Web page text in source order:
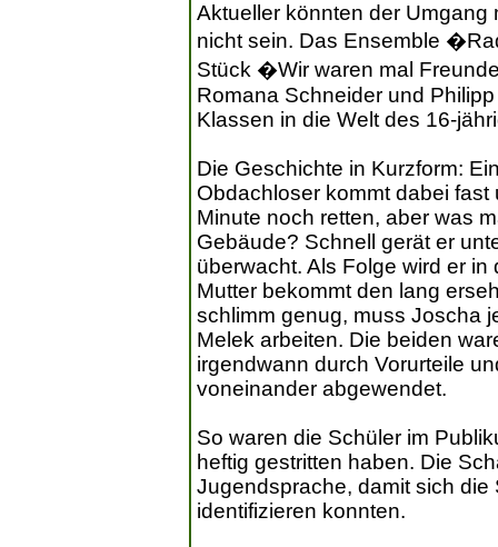
Aktueller könnten der
nicht sein. Das Ensemble
Stück �Wir waren mal
Romana Schneider und
Klassen in die Welt des 16-
Die Geschichte in Kurzform:
Obdachloser kommt dabei
Minute noch retten, aber was
Gebäude? Schnell gerät er
überwacht. Als Folge wird er
Mutter bekommt den lang
schlimm genug, muss Joscha
Melek arbeiten. Die beiden
irgendwann durch Vorurteile
voneinander abgewendet.
So waren die Schüler im
heftig gestritten haben. Die
Jugendsprache, damit sich
identifizieren konnten.